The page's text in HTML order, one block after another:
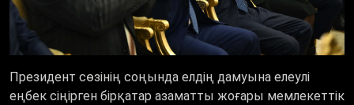
Президент сөзінің соңында елдің дамуына елеулі
еңбек сіңірген бірқатар азаматты жоғары мемлекеттік
наградалармен марапаттады. Сондай-ақ руханият